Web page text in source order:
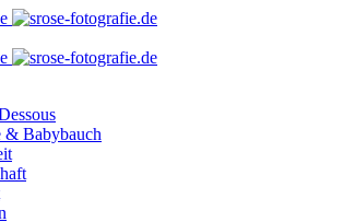
& Babybauch